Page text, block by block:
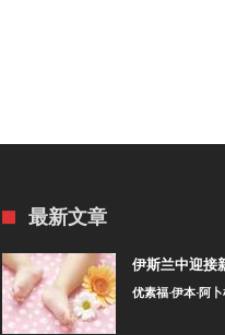
最新文章
伊斯兰中迎接
优素福·伊本·阿